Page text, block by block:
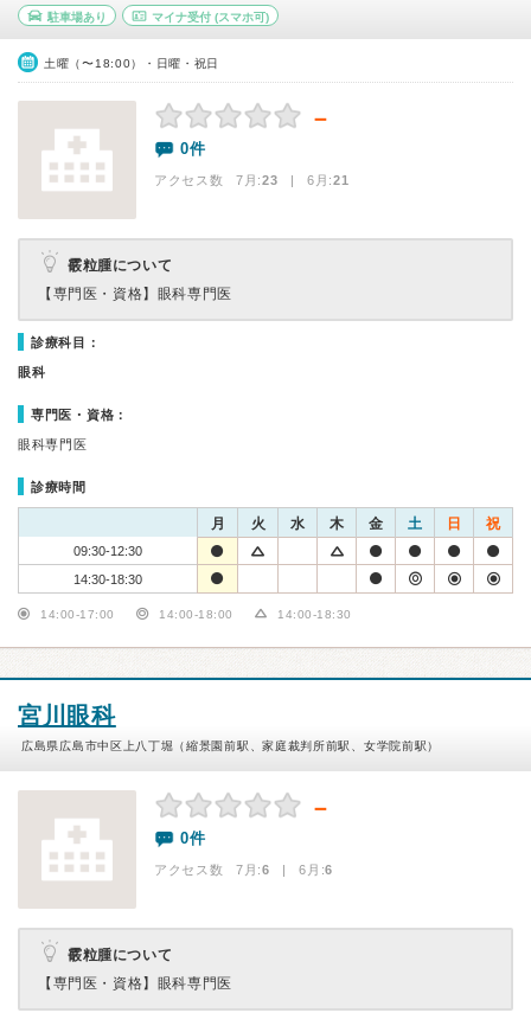
駐車場あり マイナ受付(スマホ可)
土曜（〜18:00）・日曜・祝日
－
0件
アクセス数 7月:23 | 6月:21
霰粒腫について
【専門医・資格】 眼科専門医
診療科目：
眼科
専門医・資格：
眼科専門医
診療時間
月 火 水 木 金 土 日 祝
09:30-12:30
14:30-18:30
14:00-17:00 14:00-18:00 14:00-18:30
宮川眼科
広島県広島市中区上八丁堀（縮景園前駅、家庭裁判所前駅、女学院前駅）
－
0件
アクセス数 7月:6 | 6月:6
霰粒腫について
【専門医・資格】 眼科専門医